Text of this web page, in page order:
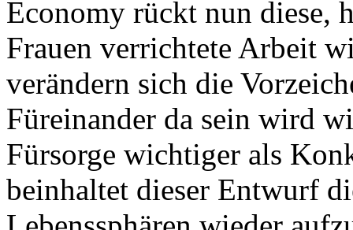
Economy rückt nun diese,
Frauen verrichtete Arbeit
verändern sich die
Füreinander da sein wird
Fürsorge wichtiger als
beinhaltet dieser Entwurf